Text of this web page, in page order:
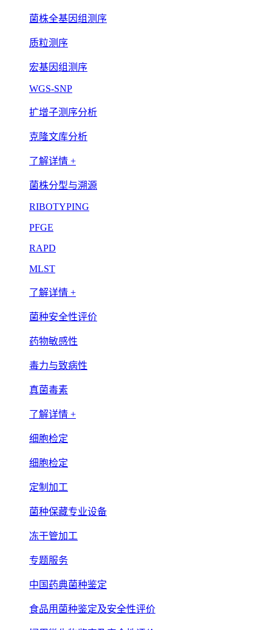
菌株全基因组测序
质粒测序
宏基因组测序
WGS-SNP
扩增子测序分析
克隆文库分析
了解详情 +
菌株分型与溯源
RIBOTYPING
PFGE
RAPD
MLST
了解详情 +
菌种安全性评价
药物敏感性
毒力与致病性
真菌毒素
了解详情 +
细胞检定
细胞检定
定制加工
菌种保藏专业设备
冻干管加工
专题服务
中国药典菌种鉴定
食品用菌种鉴定及安全性评价